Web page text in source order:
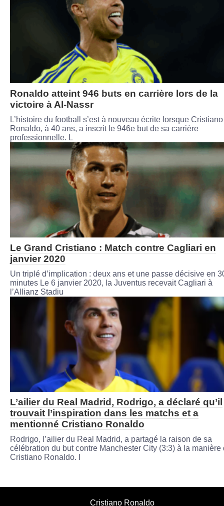
Ronaldo atteint 946 buts en carrière lors de la
victoire à Al-Nassr
L’histoire du football s’est à nouveau écrite lorsque Cristiano
Ronaldo, à 40 ans, a inscrit le 946e but de sa carrière
professionnelle. L
Le Grand Cristiano : Match contre Cagliari en
janvier 2020
Un triplé d’implication : deux ans et une passe décisive en
minutes Le 6 janvier 2020, la Juventus recevait Cagliari à
l’Allianz Stadiu
L’ailier du Real Madrid, Rodrigo, a déclaré qu’il
trouvait l’inspiration dans les matchs et a
mentionné Cristiano Ronaldo
Rodrigo, l’ailier du Real Madrid, a partagé la raison de sa
célébration du but contre Manchester City (3:3) à la manière
Cristiano Ronaldo. I
Cristiano Ronaldo